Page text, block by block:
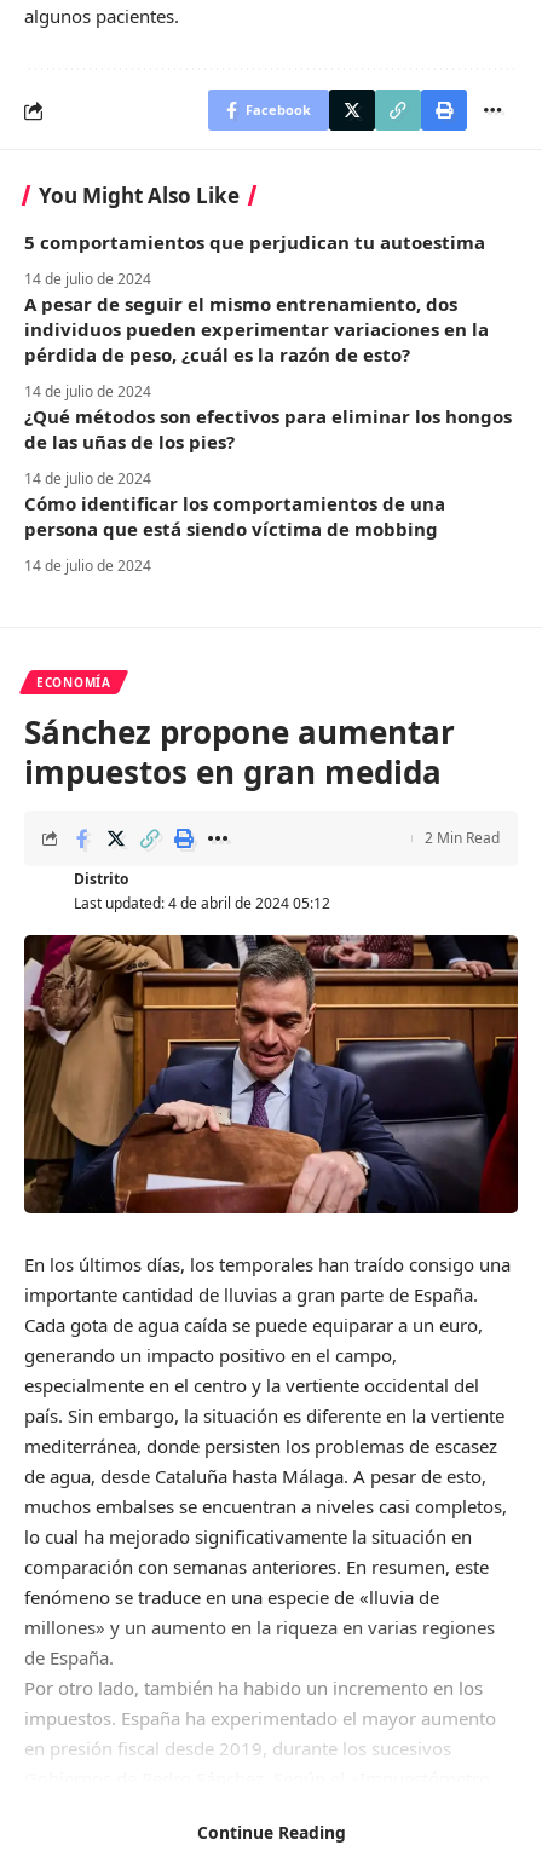
algunos pacientes.
Facebook
You Might Also Like
5 comportamientos que perjudican tu autoestima
14 de julio de 2024
A pesar de seguir el mismo entrenamiento, dos
individuos pueden experimentar variaciones en la
pérdida de peso, ¿cuál es la razón de esto?
14 de julio de 2024
¿Qué métodos son efectivos para eliminar los hongos
de las uñas de los pies?
14 de julio de 2024
Cómo identificar los comportamientos de una
persona que está siendo víctima de mobbing
14 de julio de 2024
ECONOMÍA
Sánchez propone aumentar
impuestos en gran medida
Last updated: 4 de abril de 2024 05:12
Distrito
2 Min Read
En los últimos días, los temporales han traído consigo una
importante cantidad de lluvias a gran parte de España.
Cada gota de agua caída se puede equiparar a un euro,
generando un impacto positivo en el campo,
especialmente en el centro y la vertiente occidental del
país. Sin embargo, la situación es diferente en la vertiente
mediterránea, donde persisten los problemas de escasez
de agua, desde Cataluña hasta Málaga. A pesar de esto,
muchos embalses se encuentran a niveles casi completos,
lo cual ha mejorado significativamente la situación en
comparación con semanas anteriores. En resumen, este
fenómeno se traduce en una especie de «lluvia de
millones» y un aumento en la riqueza en varias regiones
de España.
Por otro lado, también ha habido un incremento en los
impuestos. España ha experimentado el mayor aumento
en presión fiscal desde 2019, durante los sucesivos
más ha aumentado la carga impositiva en comparación
Continue Reading